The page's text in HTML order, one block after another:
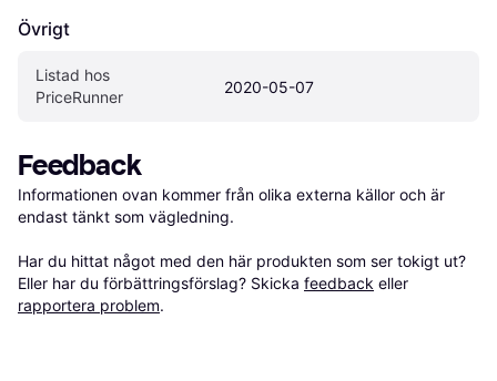
Övrigt
Listad hos
PriceRunner
2020-05-07
Feedback
Informationen ovan kommer från olika externa källor och är
endast tänkt som vägledning.
Har du hittat något med den här produkten som ser tokigt ut?
Eller har du förbättringsförslag? Skicka feedback eller
rapportera problem.